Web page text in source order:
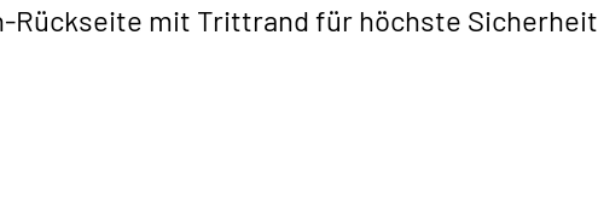
Rückseite mit Trittrand für höchste Sicherheit